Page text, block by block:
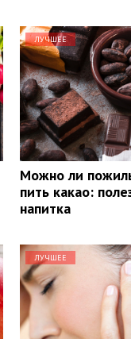
ЛУЧШЕЕ
Можно ли
пить какао:
напитка
ЛУЧШЕЕ